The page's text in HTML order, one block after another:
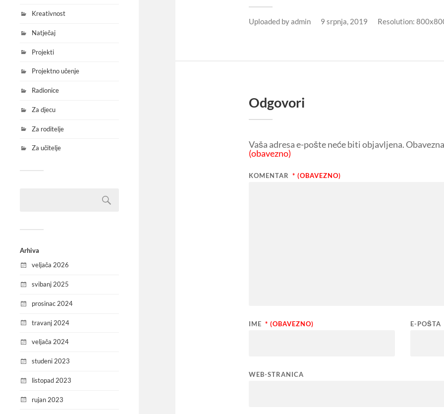
Kreativnost
Natječaj
Projekti
Projektno učenje
Radionice
Za djecu
Za roditelje
Za učitelje
Arhiva
veljača 2026
svibanj 2025
prosinac 2024
travanj 2024
veljača 2024
studeni 2023
listopad 2023
rujan 2023
Uploaded byadmin 9 srpnja, 2019 Resolution:
Odgovori
Vaša adresa e-pošte neće biti objavljena.
(obavezno)
KOMENTAR * (OBAVEZNO)
IME * (OBAVEZNO) E-POŠTA
WEB-STRANICA